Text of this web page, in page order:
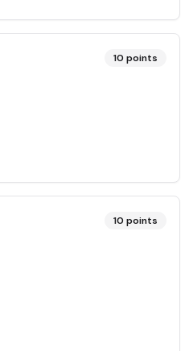
10 points
10 points